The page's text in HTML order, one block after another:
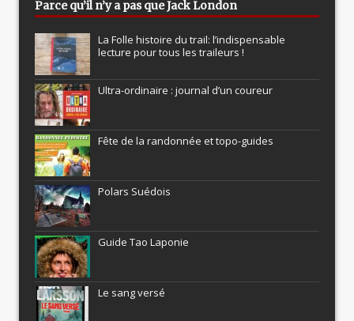
Parce qu’il n’y a pas que Jack London
La Folle histoire du trail: l’indispensable
lecture pour tous les traileurs !
Ultra-ordinaire : journal d’un coureur
Fête de la randonnée et topo-guides
Polars Suédois
Guide Tao Laponie
Le sang versé